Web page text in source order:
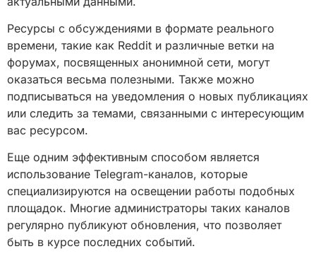
Ресурсы с обсуждениями в формате реального
времени, такие как Reddit и различные ветки на
форумах, посвященных анонимной сети, могут
оказаться весьма полезными. Также можно
подписываться на уведомления о новых публикациях
или следить за темами, связанными с интересующим
вас ресурсом.
Еще одним эффективным способом является
использование Telegram-каналов, которые
специализируются на освещении работы подобных
площадок. Многие администраторы таких каналов
регулярно публикуют обновления, что позволяет
быть в курсе последних событий.